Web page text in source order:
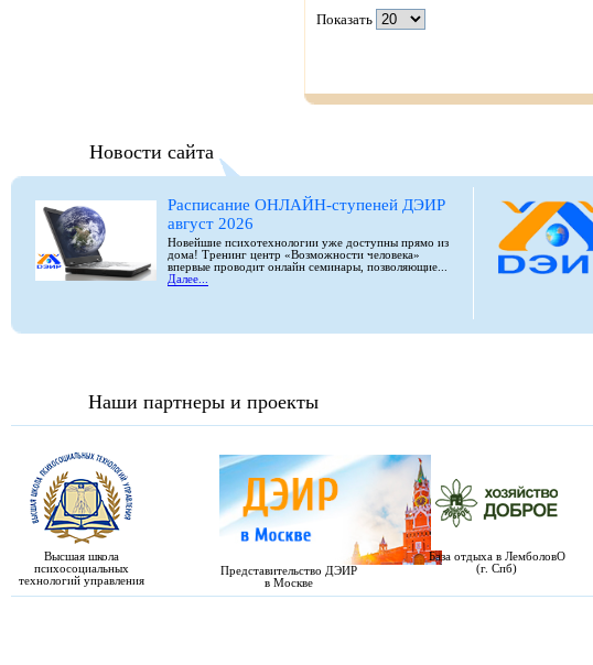
Показать
Новости сайта
Расписание ОНЛАЙН-ступеней ДЭИР
август 2026
Новейшие психотехнологии уже доступны прямо из
дома! Тренинг центр «Возможности человека»
впервые проводит онлайн семинары, позволяющие...
Далее...
Наши партнеры и проекты
Высшая школа
психосоциальных
технологий управления
Представительство ДЭИР
в Москве
База отдыха в ЛемболовО
(г. Спб)